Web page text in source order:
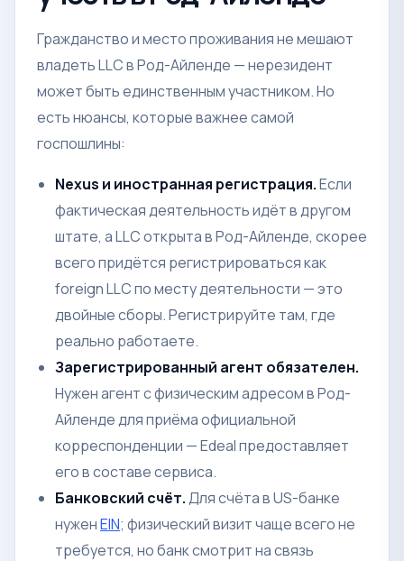
Гражданство и место проживания не мешают
владеть LLC в Род-Айленде — нерезидент
может быть единственным участником. Но
есть нюансы, которые важнее самой
госпошлины:
Nexus и иностранная регистрация.Если
фактическая деятельность идёт в другом
штате, а LLC открыта в Род-Айленде, скорее
всего придётся регистрироваться как
foreign LLC по месту деятельности — это
двойные сборы. Регистрируйте там, где
реально работаете.
Зарегистрированный агент обязателен.
Нужен агент с физическим адресом в Род-
Айленде для приёма официальной
корреспонденции — Edeal предоставляет
его в составе сервиса.
Банковский счёт.Для счёта в US-банке
нуженEIN; физический визит чаще всего не
требуется, но банк смотрит на связь